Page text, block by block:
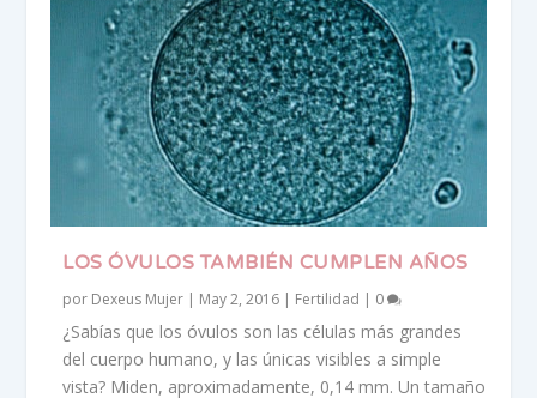
LOS ÓVULOS TAMBIÉN CUMPLEN AÑOS
por Dexeus Mujer | May 2, 2016 | Fertilidad | 0
¿Sabías que los óvulos son las células más grandes
del cuerpo humano, y las únicas visibles a simple
vista? Miden, aproximadamente, 0,14 mm. Un tamaño